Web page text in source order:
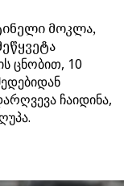
მოკლა,
ცნობით, 10
ჩაიდინა,